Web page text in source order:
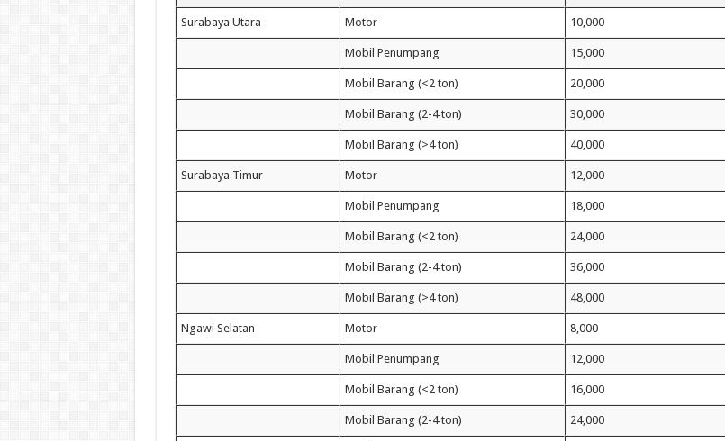
Surabaya Utara Motor 10,000
Mobil Penumpang 15,000
Mobil Barang (<2 ton) 20,000
Mobil Barang (2-4 ton) 30,000
Mobil Barang (>4 ton) 40,000
Surabaya Timur Motor 12,000
Mobil Penumpang 18,000
Mobil Barang (<2 ton) 24,000
Mobil Barang (2-4 ton) 36,000
Mobil Barang (>4 ton) 48,000
Ngawi Selatan Motor 8,000
Mobil Penumpang 12,000
Mobil Barang (<2 ton) 16,000
Mobil Barang (2-4 ton) 24,000